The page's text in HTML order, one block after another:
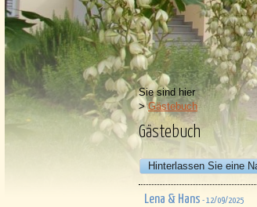
Sie sind hier
>Gästebuch
Gästebuch
Hinterlassen Sie eine
Lena & Hans - 12/09/2025